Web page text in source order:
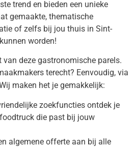
trend en bieden een unieke
gemaakte, thematische
of zelfs bij jou thuis in Sint-
worden!
van deze gastronomische parels.
terecht? Eenvoudig, via
maken het je gemakkelijk:
zoekfuncties ontdek je
die past bij jouw
algemene offerte aan bij alle